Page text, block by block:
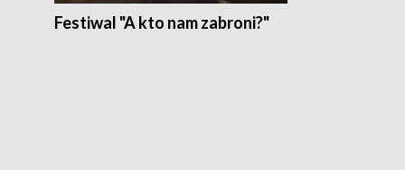
Festiwal "A kto nam zabroni?"